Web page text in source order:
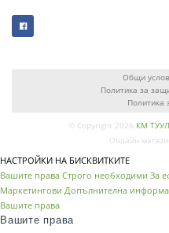
Общи
Политика за
Политика
© Copyright 2026 КМ
Онлайн
НАСТРОЙКИ НА БИСКВИТКИТЕ
Вашите права Строго необходими За
Маркетингови Допълнителна
Вашите права
Вашите права